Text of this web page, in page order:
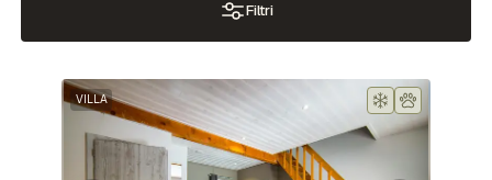
Filtri
VILLA